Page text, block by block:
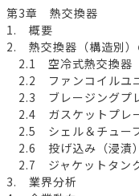
第3章 熱交換器
1. 概要
2. 熱交換器（構造別）
2.1 空冷式熱交換器
2.2 ファンコイルユニ
2.3 ブレージングプ
2.4 ガスケットプレ
2.5 シェル＆チュー
2.6 投げ込み（浸漬
2.7 ジャケットタン
3. 業界分析